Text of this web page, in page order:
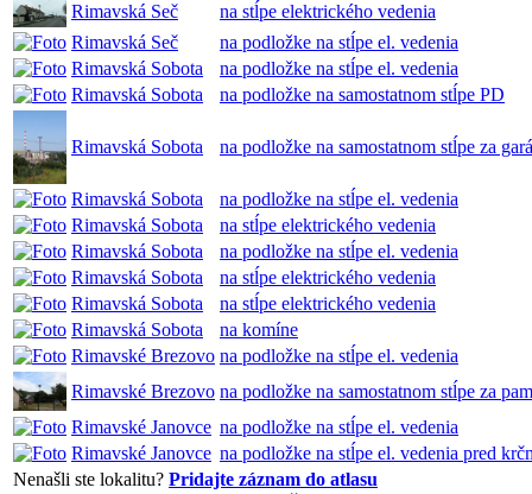
Rimavská Seč
na stĺpe elektrického vedenia
Rimavská Seč
na podložke na stĺpe el. vedenia
Rimavská Sobota
na podložke na stĺpe el. vedenia
Rimavská Sobota
na podložke na samostatnom stĺpe PD
Rimavská Sobota na podložke na samostatnom stĺpe za
Rimavská Sobota
na podložke na stĺpe el. vedenia
Rimavská Sobota
na stĺpe elektrického vedenia
Rimavská Sobota
na podložke na stĺpe el. vedenia
Rimavská Sobota
na stĺpe elektrického vedenia
Rimavská Sobota
na stĺpe elektrického vedenia
Rimavská Sobota
na komíne
Rimavské Brezovo na podložke na stĺpe el. vedenia
Rimavské Brezovo na podložke na samostatnom stĺpe za
Rimavské Janovce na podložke na stĺpe el. vedenia
Rimavské Janovce na podložke na stĺpe el. vedenia pred
Nenašli ste lokalitu? Pridajte záznam do atlasu